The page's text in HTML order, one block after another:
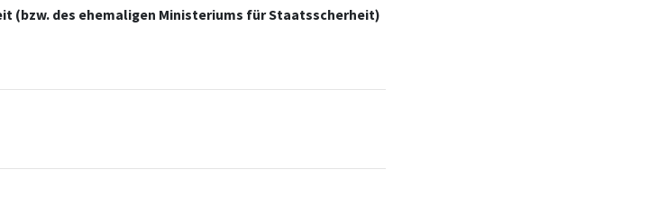
(bzw. des ehemaligen Ministeriums für Staatsscherheit)